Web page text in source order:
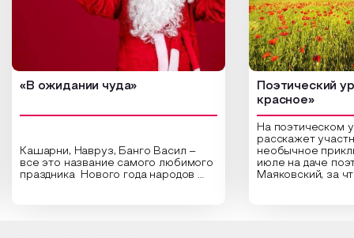
«В ожидании чуда»
Кашарни, Навруз, Банго Васил –
все это название самого любимого
праздника Нового года народов
Поэтический
красное»
На поэтическом
расскажет
необычное
июле на даче
Маяковский, за